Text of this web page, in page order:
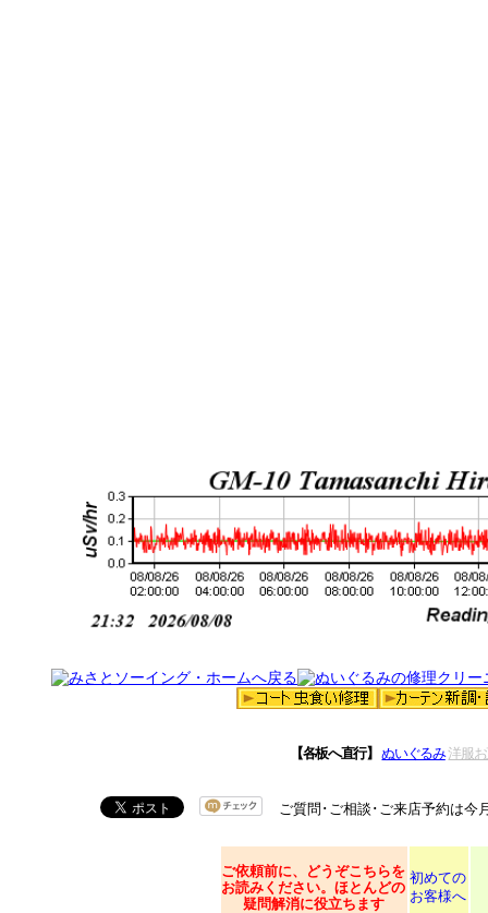
【各板へ直行】 ぬいぐるみ 洋服
ご質問･ご相談･ご来店予約は今
ご依頼前に、どうぞこちらを
お読みください。ほとんどの
疑問解消に役立ちます
初めての
お客様へ